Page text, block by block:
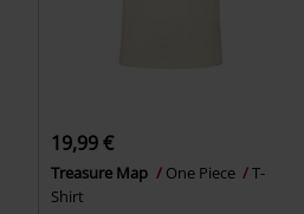
19,99 €
Treasure Map One Piece
T-
Shirt